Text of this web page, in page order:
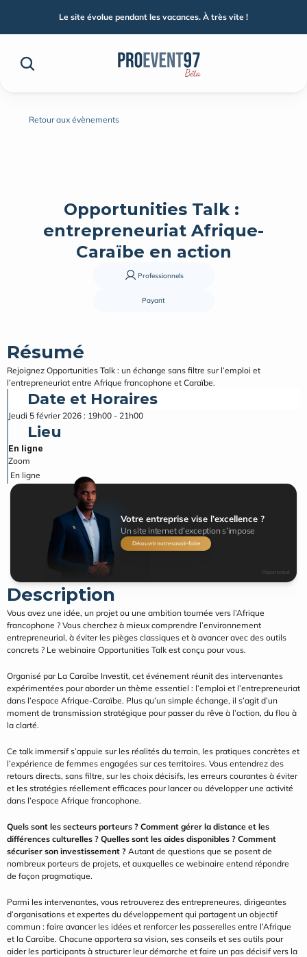
Retour aux évènements
Opportunities Talk :
entrepreneuriat Afrique-
Caraïbe en action
Professionnels
Payant
Résumé
Rejoignez Opportunities Talk : un échange sans filtre sur l’emploi et
l’entrepreneuriat entre Afrique francophone et Caraïbe.
Date et Horaires
Jeudi 5 février 2026 : 19h00 - 21h00
Lieu
En ligne
Zoom
En ligne
Votre entreprise vise l’excellence ?
Un site internet d’exception s’impose
Découvrir notre savoir-faire
#Sponsorisé
Description
Vous avez une idée, un projet ou une ambition tournée vers l’Afrique
francophone ? Vous cherchez à mieux comprendre l’environnement
entrepreneurial, à éviter les pièges classiques et à avancer avec des outils
concrets ? Le webinaire Opportunities Talk est conçu pour vous.
Organisé par La Caraïbe Investit, cet événement réunit des intervenantes
expérimentées pour aborder un thème essentiel : l’emploi et l’entrepreneuriat
dans l’espace Afrique-Caraïbe. Plus qu’un simple échange, il s’agit d’un
moment de transmission stratégique pour passer du rêve à l’action, du flou à
la clarté.
Ce talk immersif s’appuie sur les réalités du terrain, les pratiques concrètes et
l’expérience de femmes engagées sur ces territoires. Vous entendrez des
retours directs, sans filtre, sur les choix décisifs, les erreurs courantes à éviter
et les stratégies réellement efficaces pour lancer ou développer une activité
dans l’espace Afrique francophone.
Quels sont les secteurs porteurs ? Comment gérer la distance et les
différences culturelles ? Quelles sont les aides disponibles ? Comment
sécuriser son investissement ? Autant de questions que se posent de
nombreux porteurs de projets, et auxquelles ce webinaire entend répondre
de façon pragmatique.
Parmi les intervenantes, vous retrouverez des entrepreneures, dirigeantes
d’organisations et expertes du développement qui partagent un objectif
commun : faire avancer les idées et renforcer les passerelles entre l’Afrique
et la Caraïbe. Chacune apportera sa vision, ses conseils et ses outils pour
aider les participants à structurer leur démarche et faire un pas décisif vers la
Le site évolue pendant les vacances. À très vite !